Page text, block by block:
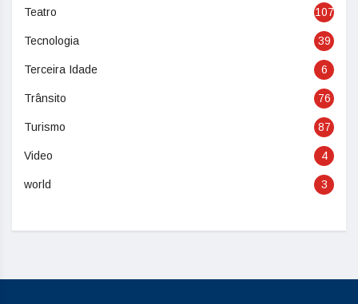
Teatro 107
Tecnologia 39
Terceira Idade 6
Trânsito 76
Turismo 87
Video 4
world 3